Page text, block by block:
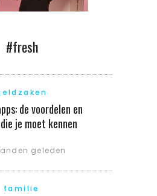
#fresh
de voordelen en
je moet kennen
geleden
familie